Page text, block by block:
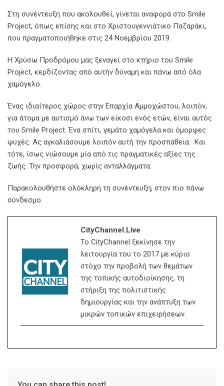
Στη συνέντευξη που ακολουθεί, γίνεται αναφορά στο Smile
Project, όπως επίσης και στο Χριστουγεννιάτικο Παζαράκι,
που πραγματοποιήθηκε στις 24 Νοεμβρίου 2019.
Η Χρύσω Προδρόμου μας ξεναγεί στο κτήριο του Smile
Project, κερδίζοντας από αυτήν δύναμη και πάνω από όλα
χαμόγελο.
Ένας ιδιαίτερος χώρος στην Επαρχία Αμμοχώστου, λοιπόν,
για άτομα με αυτισμό άνω των είκοσι ενός ετών, είναι αυτός
του Smile Project. Ένα σπίτι, γεμάτο χαμόγελα και όμορφες
ψυχές. Ας αγκαλιάσουμε λοιπόν αυτή την προσπάθεια. Και
τότε, ίσως νιώσουμε μία από τις πραγματικές αξίες της
ζωής. Την προσφορά, χωρίς ανταλλάγματα.
Παρακολουθήστε ολόκληρη τη συνέντευξη, στον πιο πάνω
σύνδεσμο.
CityChannel.live
Το CityChannel ξεκίνησε την
λειτουργία του το 2017 με κύριο
στόχο την προβολή των θεμάτων
της τοπικής αυτοδιοίκησης, τη
στήριξη της πολιτιστικής
δημιουργίας και την ανάπτυξη των
μικρών τοπικών επιχειρήσεων.